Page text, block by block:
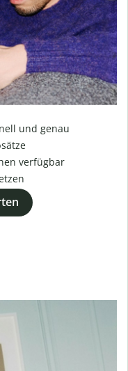
und genau
verfügbar